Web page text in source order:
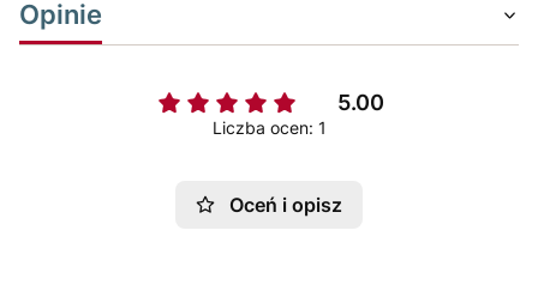
Opinie
5.00
Liczba ocen: 1
Oceń i opisz